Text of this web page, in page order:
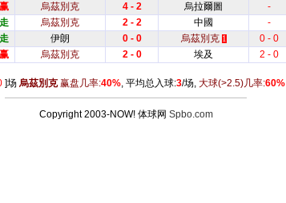
赢 烏茲別克 4 - 2 烏拉爾圖 -
走 烏茲別克 2 - 2 中國 -
走 伊朗 0 - 0 烏茲別克 1 0 - 0
赢 烏茲別克 2 - 0 埃及 2 - 0
]场 烏茲別克赢盘几率:40%, 平均总入球:3/场, 大球(>2.5)几率:60%
Copyright 2003-NOW! 体球网 Spbo.com